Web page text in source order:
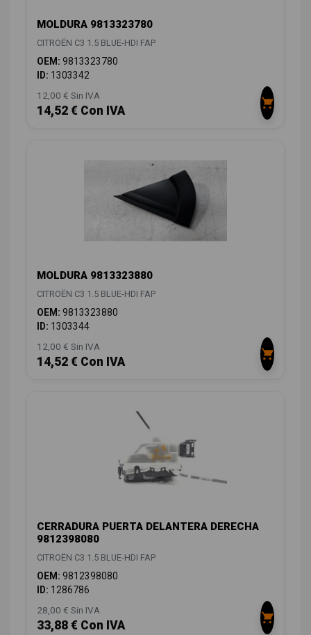
MOLDURA 9813323780
CITROËN C3 1.5 BLUE-HDI FAP
OEM: 9813323780
ID: 1303342
12,00 € Sin IVA
14,52 € Con IVA
MOLDURA 9813323880
CITROËN C3 1.5 BLUE-HDI FAP
OEM: 9813323880
ID: 1303344
12,00 € Sin IVA
14,52 € Con IVA
CERRADURA PUERTA DELANTERA DERECHA
9812398080
CITROËN C3 1.5 BLUE-HDI FAP
OEM: 9812398080
ID: 1286786
28,00 € Sin IVA
33,88 € Con IVA